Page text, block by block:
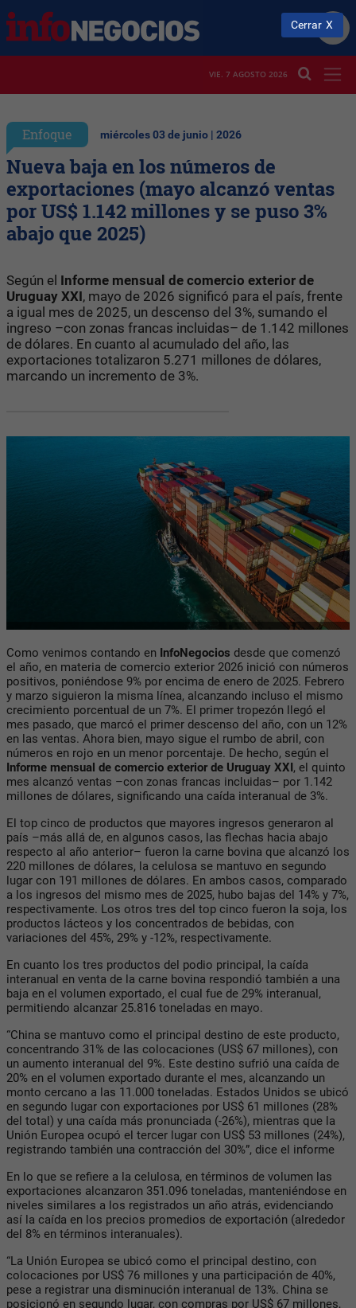
VIE. 7 AGOSTO 2026
Enfoque miércoles 03 de junio | 2026
Nueva baja en los números de
exportaciones (mayo alcanzó ventas
por US$ 1.142 millones y se puso 3%
abajo que 2025)
Según el Informe mensual de comercio exterior de
Uruguay XXI, mayo de 2026 significó para el país, frente
a igual mes de 2025, un descenso del 3%, sumando el
ingreso –con zonas francas incluidas– de 1.142 millones
de dólares. En cuanto al acumulado del año, las
exportaciones totalizaron 5.271 millones de dólares,
marcando un incremento de 3%.
Como venimos contando en InfoNegocios desde que comenzó
el año, en materia de comercio exterior 2026 inició con números
positivos, poniéndose 9% por encima de enero de 2025. Febrero
y marzo siguieron la misma línea, alcanzando incluso el mismo
crecimiento porcentual de un 7%. El primer tropezón llegó el
mes pasado, que marcó el primer descenso del año, con un 12%
en las ventas. Ahora bien, mayo sigue el rumbo de abril, con
números en rojo en un menor porcentaje. De hecho, según el
Informe mensual de comercio exterior de Uruguay XXI, el quinto
mes alcanzó ventas –con zonas francas incluidas– por 1.142
millones de dólares, significando una caída interanual de 3%.
El top cinco de productos que mayores ingresos generaron al
país –más allá de, en algunos casos, las flechas hacia abajo
respecto al año anterior– fueron la carne bovina que alcanzó los
220 millones de dólares, la celulosa se mantuvo en segundo
lugar con 191 millones de dólares. En ambos casos, comparado
a los ingresos del mismo mes de 2025, hubo bajas del 14% y 7%,
respectivamente. Los otros tres del top cinco fueron la soja, los
productos lácteos y los concentrados de bebidas, con
variaciones del 45%, 29% y -12%, respectivamente.
En cuanto los tres productos del podio principal, la caída
interanual en venta de la carne bovina respondió también a una
baja en el volumen exportado, el cual fue de 29% interanual,
permitiendo alcanzar 25.816 toneladas en mayo.
“China se mantuvo como el principal destino de este producto,
concentrando 31% de las colocaciones (US$ 67 millones), con
un aumento interanual del 9%. Este destino sufrió una caída de
20% en el volumen exportado durante el mes, alcanzando un
monto cercano a las 11.000 toneladas. Estados Unidos se ubicó
en segundo lugar con exportaciones por US$ 61 millones (28%
del total) y una caída más pronunciada (-26%), mientras que la
Unión Europea ocupó el tercer lugar con US$ 53 millones (24%),
registrando también una contracción del 30%”, dice el informe
En lo que se refiere a la celulosa, en términos de volumen las
exportaciones alcanzaron 351.096 toneladas, manteniéndose en
niveles similares a los registrados un año atrás, evidenciando
así la caída en los precios promedios de exportación (alrededor
del 8% en términos interanuales).
“La Unión Europea se ubicó como el principal destino, con
colocaciones por US$ 76 millones y una participación de 40%,
pese a registrar una disminución interanual de 13%. China se
posicionó en segundo lugar, con compras por US$ 67 millones,
Cerrar